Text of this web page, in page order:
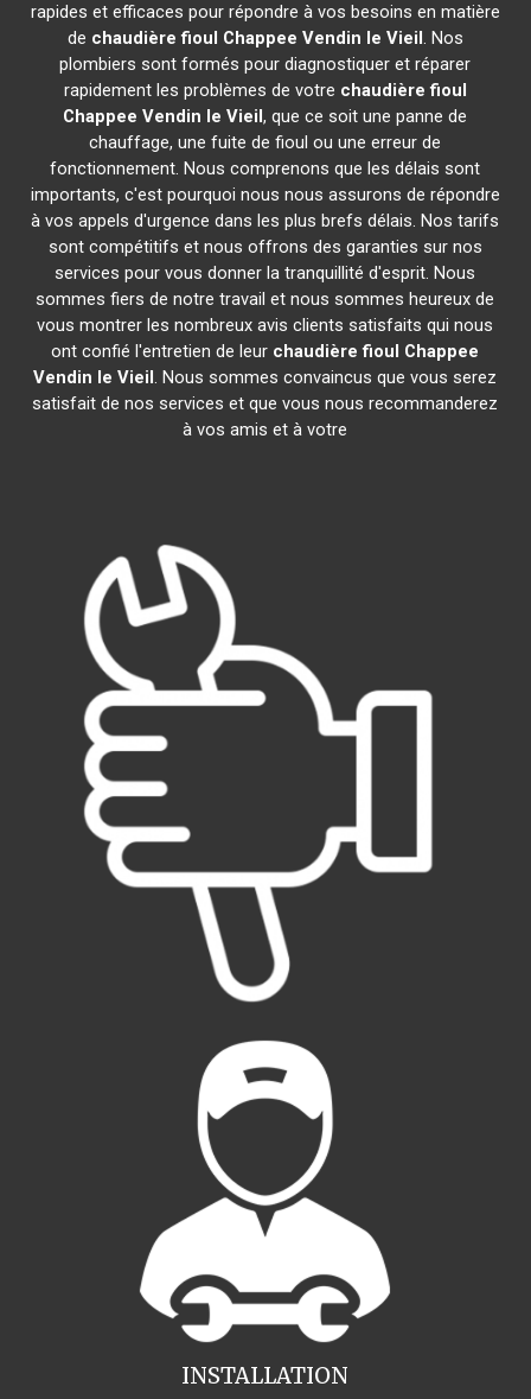
rapides et efficaces pour répondre à vos besoins en matière
de chaudière fioul Chappee Vendin le Vieil. Nos
plombiers sont formés pour diagnostiquer et réparer
rapidement les problèmes de votre chaudière fioul
Chappee Vendin le Vieil, que ce soit une panne de
chauffage, une fuite de fioul ou une erreur de
fonctionnement. Nous comprenons que les délais sont
importants, c'est pourquoi nous nous assurons de répondre
à vos appels d'urgence dans les plus brefs délais. Nos tarifs
sont compétitifs et nous offrons des garanties sur nos
services pour vous donner la tranquillité d'esprit. Nous
sommes fiers de notre travail et nous sommes heureux de
vous montrer les nombreux avis clients satisfaits qui nous
ont confié l'entretien de leur chaudière fioul Chappee
Vendin le Vieil. Nous sommes convaincus que vous serez
satisfait de nos services et que vous nous recommanderez
à vos amis et à votre
INSTALLATION